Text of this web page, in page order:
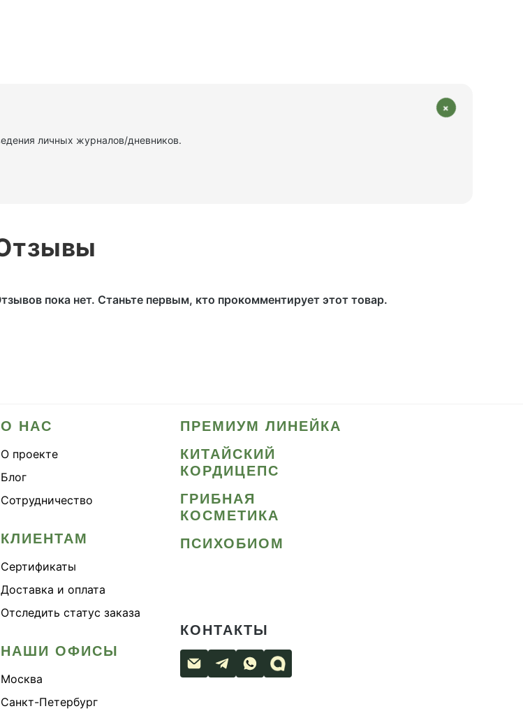
+
личных журналов/дневников.
пока нет. Станьте первым, кто прокомментирует этот товар.
О НАС
О проекте
Блог
Сотрудничество
КЛИЕНТАМ
Сертификаты
Доставка и оплата
Отследить статус заказа
НАШИ ОФИСЫ
Москва
Санкт-Петербург
ПРЕМИУМ ЛИНЕЙКА
КИТАЙСКИЙ
КОРДИЦЕПС
ГРИБНАЯ
КОСМЕТИКА
ПСИХОБИОМ
КОНТАКТЫ